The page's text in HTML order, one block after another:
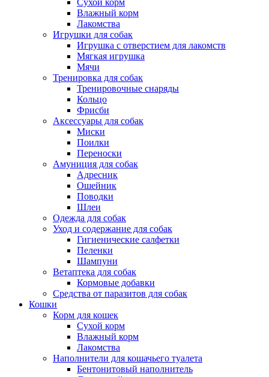
Сухой корм
Влажный корм
Лакомства
Игрушки для собак
Игрушка с отверстием для лакомств
Мягкая игрушка
Мячи
Тренировка для собак
Тренировочные снаряды
Кольцо
Фрисби
Аксессуары для собак
Миски
Поилки
Переноски
Амуниция для собак
Адресник
Ошейник
Поводки
Шлеи
Одежда для собак
Уход и содержание для собак
Гигиенические салфетки
Пеленки
Шампуни
Ветаптека для собак
Кормовые добавки
Средства от паразитов для собак
Кошки
Корм для кошек
Сухой корм
Влажный корм
Лакомства
Наполнители для кошачьего туалета
Бентонитовый наполнитель